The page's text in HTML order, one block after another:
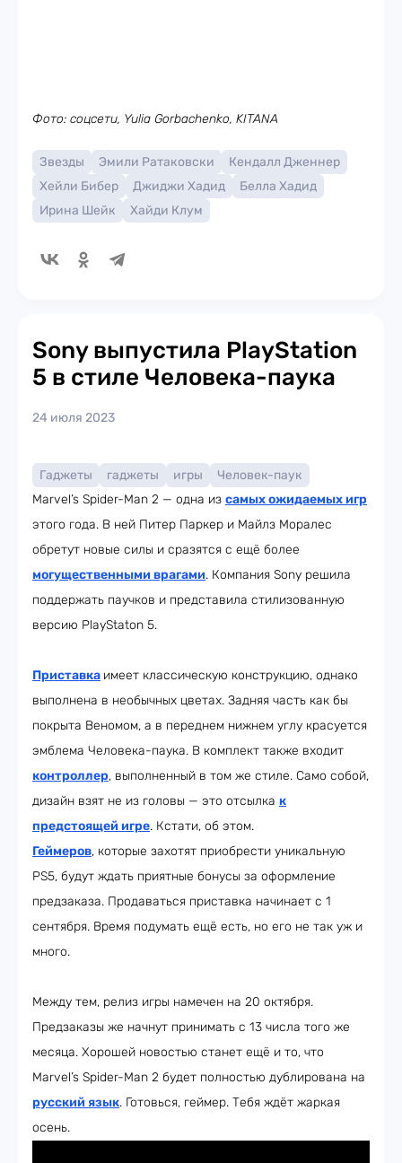
Фото: соцсети, Yulia Gorbachenko, KITANA
Звезды Эмили Ратаковски
Кендалл Дженнер
Хейли Бибер
Джиджи Хадид
Белла Хадид
Ирина Шейк
Хайди Клум
Sony выпустила PlayStation
5 в стиле Человека-паука
24 июля 2023
Гаджеты гаджеты игры
Человек-паук
Marvel’s Spider-Man 2 — одна из самых ожидаемых игр
этого года. В ней Питер Паркер и Майлз Моралес
обретут новые силы и сразятся с ещё более
могущественными врагами. Компания Sony решила
поддержать паучков и представила стилизованную
версию PlayStaton 5.
Приставка имеет классическую конструкцию, однако
выполнена в необычных цветах. Задняя часть как бы
покрыта Веномом, а в переднем нижнем углу красуется
эмблема Человека-паука. В комплект также входит
контроллер, выполненный в том же стиле. Само собой,
дизайн взят не из головы — это отсылка к
предстоящей игре. Кстати, об этом.
Геймеров, которые захотят приобрести уникальную
PS5, будут ждать приятные бонусы за оформление
предзаказа. Продаваться приставка начинает с 1
сентября. Время подумать ещё есть, но его не так уж и
много.
Между тем, релиз игры намечен на 20 октября.
Предзаказы же начнут принимать с 13 числа того же
месяца. Хорошей новостью станет ещё и то, что
Marvel’s Spider-Man 2 будет полностью дублирована на
русский язык. Готовься, геймер. Тебя ждёт жаркая
осень.